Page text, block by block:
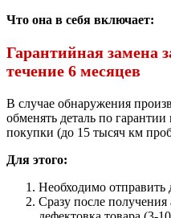
Что она в себя включает:
Гарантийная замена
течение 6 месяцев
В случае обнаружения
обменять деталь по
покупки (до 15 тысяч км
Для этого:
Необходимо отправить
Сразу после получения